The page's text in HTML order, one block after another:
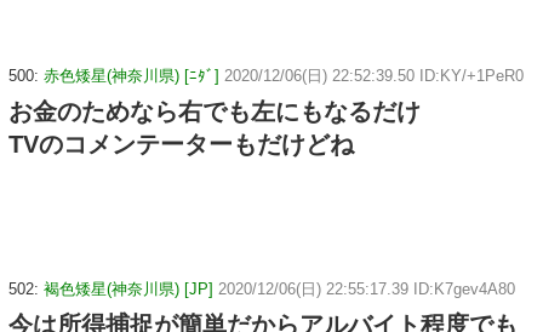
500: 赤色矮星(神奈川県) [ﾆﾀﾞ] 2020/12/06(日) 22:52:39.50 ID:KY/+1PeR0
お金のためなら右でも左にもなるだけ
TVのコメンテーターもだけどね
502: 褐色矮星(神奈川県) [JP] 2020/12/06(日) 22:55:17.39 ID:K7gev4A80
今は所得捕捉が簡単だからアルバイト程度でも